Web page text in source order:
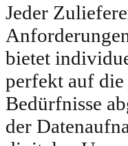
Jeder
bietet
perfekt auf
Bedürfnisse
der